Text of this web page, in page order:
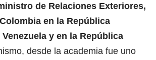
de Relaciones Exteriores,
en la República
y en la República
desde la academia fue uno